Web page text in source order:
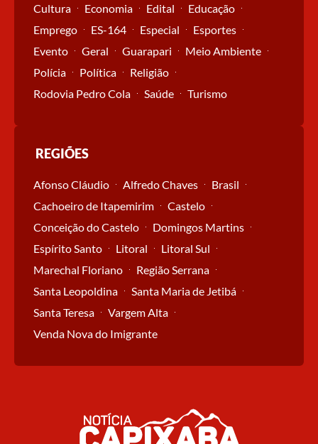
Cultura
Economia Edital
Educação
Emprego
ES-164 Especial
Esportes
Evento
Geral Guarapari
Meio Ambiente
Polícia
Política
Religião
Rodovia Pedro Cola
Saúde Turismo
REGIÕES
Afonso Cláudio Alfredo Chaves
Brasil
Cachoeiro de Itapemirim
Castelo
Conceição do Castelo
Domingos Martins
Espírito Santo
Litoral
Litoral Sul
Marechal Floriano
Região Serrana
Santa Leopoldina
Santa Maria de Jetibá
Santa Teresa
Vargem Alta
Venda Nova do Imigrante